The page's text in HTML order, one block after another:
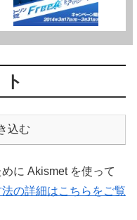
込む
に Akismet を使って
の詳細はこちらをご覧